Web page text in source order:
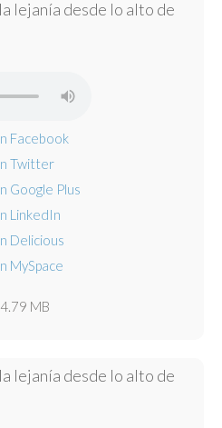
lejanía desde lo alto de
MB
lejanía desde lo alto de